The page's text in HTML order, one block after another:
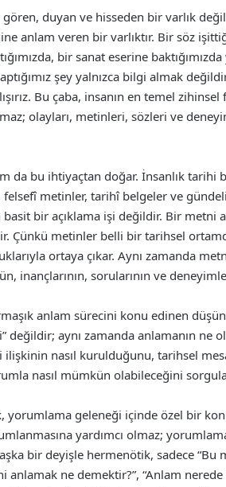
gören, duyan ve hisseden bir varlık
anlam veren bir varlıktır. Bir söz
bir sanat eserine baktığımızda
şey yalnızca bilgi almak
Bu çaba, insanın en temel
olayları, metinleri, sözleri ve
da bu ihtiyaçtan doğar. İnsanlık tarihi
metinler, tarihî belgeler ve
bir açıklama işi değildir. Bir metni
Çünkü metinler belli bir tarihsel
ortaya çıkar. Aynı zamanda
inançlarının, sorularının ve
anlam sürecini konu edinen
değildir; aynı zamanda anlamanın ne
ilişkinin nasıl kurulduğunu, tarihsel
nasıl mümkün olabileceğini
yorumlama geleneği içinde özel bir
yardımcı olmaz;
bir deyişle hermenötik, sadece “Bu
anlamak ne demektir?”, “Anlam